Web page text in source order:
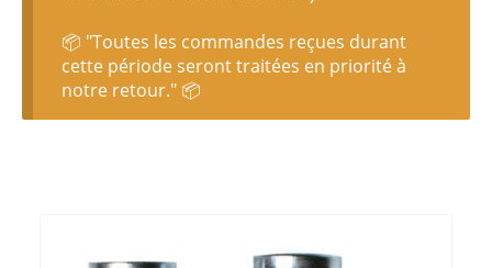
📦 "Toutes les commandes reçues durant
cette période seront traitées en priorité à
notre retour." 📦